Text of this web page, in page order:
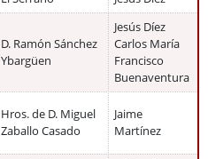
D. Ramón Sánchez
Ybargüen
Jesús Díez
Carlos María
Francisco
Buenaventura
Hros. de D. Miguel
Zaballo Casado
Jaime
Martínez